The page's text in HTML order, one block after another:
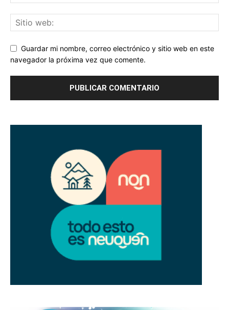
Guardar mi nombre, correo electrónico y sitio web en este
navegador la próxima vez que comente.